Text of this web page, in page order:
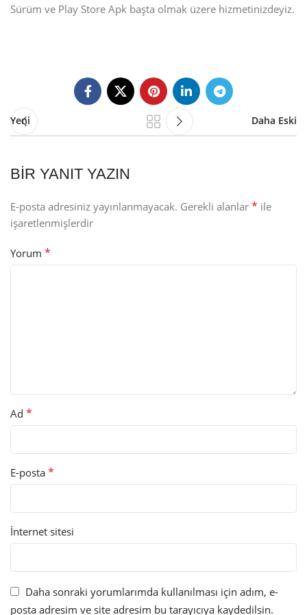
Sürüm ve Play Store Apk başta olmak üzere hizmetinizdeyiz.
Yeni Daha Eski
BIR YANIT YAZIN
E-posta adresiniz yayınlanmayacak. Gerekli alanlar * ile
işaretlenmişlerdir
Yorum *
Ad *
E-posta *
İnternet sitesi
Daha sonraki yorumlarımda kullanılması için adım, e-
posta adresim ve site adresim bu tarayıcıya kaydedilsin.